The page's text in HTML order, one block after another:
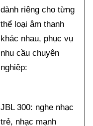
dành riêng cho từng
thể loại âm thanh
khác nhau, phục vụ
nhu cầu chuyên
nghiệp:
JBL 300: nghe nhạc
trẻ, nhạc mạnh